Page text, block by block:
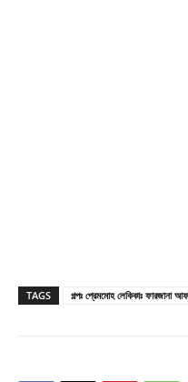
TAGS গল্পঃ প্রেমমোহ লেকিকাঃ ফারজানা